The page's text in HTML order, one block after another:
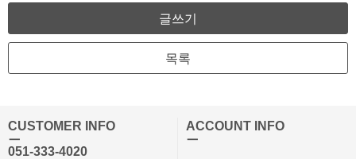
글쓰기
목록
CUSTOMER INFO
ㅡ
051-333-4020
ACCOUNT INFO
ㅡ